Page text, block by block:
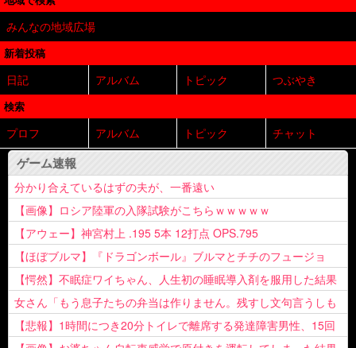
みんなの地域広場
新着投稿
日記 アルバム トピック つぶやき
検索
プロフ アルバム トピック チャット
ゲーム速報
分かり合えているはずの夫が、一番遠い
【画像】ロシア陸軍の入隊試験がこちらｗｗｗｗｗ
【アウェー】神宮村上 .195 5本 12打点 OPS.795
【ほぼブルマ】『ドラゴンボール』ブルマとチチのフュージョ
ン、クッソ可愛すぎるwwwwwww
【愕然】不眠症ワイちゃん、人生初の睡眠導入剤を服用した結果
ｗｗｗｗ
女さん「もう息子たちの弁当は作りません。残すし文句言うしも
う知らない！」
【悲報】1時間につき20分トイレで離席する発達障害男性、15回